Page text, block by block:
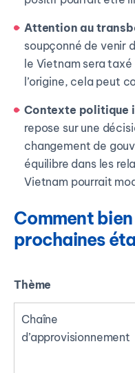
Attention au
soupçonné de venir
le Vietnam sera
l’origine, cela peut
Contexte politique
repose sur une
changement de
équilibre dans les
Vietnam pourrait
Comment
prochaines
Thème
Chaîne
d’approvisionnement